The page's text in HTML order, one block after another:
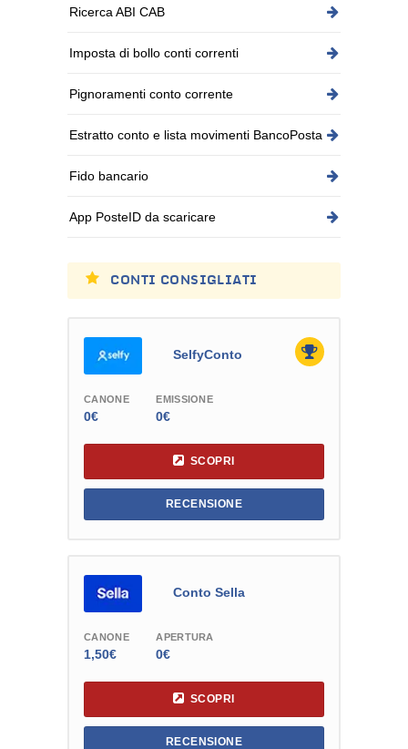
Ricerca ABI CAB
Imposta di bollo conti correnti
Pignoramenti conto corrente
Estratto conto e lista movimenti BancoPosta
Fido bancario
App PosteID da scaricare
CONTI CONSIGLIATI
SelfyConto
CANONE
0€
EMISSIONE
0€
SCOPRI
RECENSIONE
Conto Sella
CANONE
1,50€
APERTURA
0€
SCOPRI
RECENSIONE